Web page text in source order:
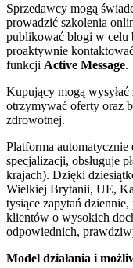
Sprzedawcy mogą
prowadzić szkolenia
publikować blogi w celu
proaktywnie
funkcji Active Message.
Kupujący mogą wysyłać
otrzymywać oferty oraz
zdrowotnej.
Platforma
specjalizacji, obsługuje
krajach). Dzięki
Wielkiej Brytanii, UE,
tysiące zapytań
klientów o wysokich
odpowiednich,
Model działania i